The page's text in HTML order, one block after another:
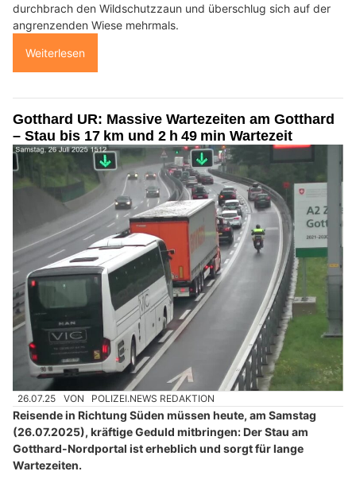
durchbrach den Wildschutzzaun und überschlug sich auf der
angrenzenden Wiese mehrmals.
Weiterlesen
Gotthard UR: Massive Wartezeiten am Gotthard
– Stau bis 17 km und 2 h 49 min Wartezeit
26.07.25 VON POLIZEI.NEWS REDAKTION
Reisende in Richtung Süden müssen heute, am Samstag
(26.07.2025), kräftige Geduld mitbringen: Der Stau am
Gotthard-Nordportal ist erheblich und sorgt für lange
Wartezeiten.